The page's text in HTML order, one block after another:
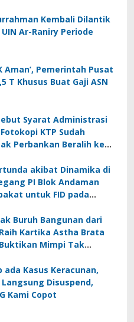
Kembali Dilantik
Ar-Raniry Periode
Aman’, Pemerintah Pusat
T Khusus Buat Gaji ASN
Syarat Administrasi
KTP Sudah
Perbankan Beralih ke
akibat Dinamika di
PI Blok Andaman
untuk FID pada
Buruh Bangunan dari
Kartika Astha Brata
Buktikan Mimpi Tak
ada Kasus Keracunan,
Langsung Disuspend,
Kami Copot